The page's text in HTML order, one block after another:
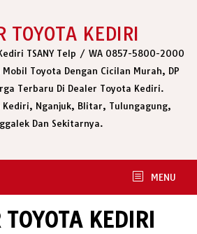
TOYOTA KEDIRI
TSANY Telp / WA 0857-5800-2000
Toyota Dengan Cicilan Murah, DP
Terbaru Di Dealer Toyota Kediri.
Kediri, Nganjuk, Blitar, Tulungagung,
Dan Sekitarnya.
MENU
TOYOTA KEDIRI